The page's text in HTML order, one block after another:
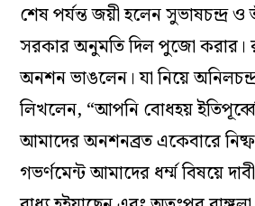
শেষ পর্যন্ত জয়ী হলেন সুভাষচন্দ্র ও
সরকার অনুমতি দিল পুজো করার।
অনশন ভাঙলেন। যা নিয়ে
লিখলেন, “আপনি বোধহয়
আমাদের অনশনব্রত একেবারে
গভর্ণমেন্ট আমাদের ধর্ম্ম বিষয়ে